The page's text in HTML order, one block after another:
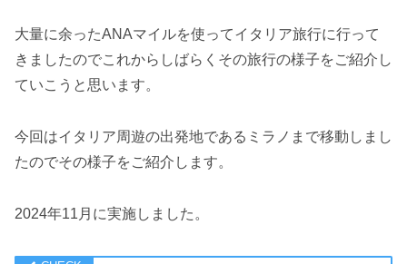
大量に余ったANAマイルを使ってイタリア旅行に行って
きましたのでこれからしばらくその旅行の様子をご紹介し
ていこうと思います。
今回はイタリア周遊の出発地であるミラノまで移動しまし
たのでその様子をご紹介します。
2024年11月に実施しました。